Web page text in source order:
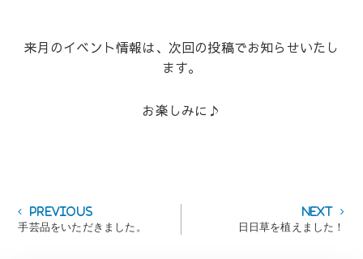
来月のイベント情報は、次回の投稿でお知らせいたし
ます。
お楽しみに♪
投
稿
PreviousPrevious
post:
手芸品をいただきました。
Next
日日草を植えました！